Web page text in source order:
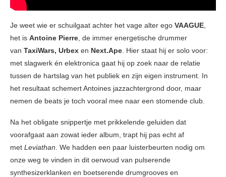
Je weet wie er schuilgaat achter het vage alter ego VAAGUE
het is Antoine Pierre , de immer energetische drummer
van TaxiWars, Urbex en Next.Ape . Hier staat hij er solo voor:
met slagwerk én elektronica gaat hij op zoek naar de relatie
tussen de hartslag van het publiek en zijn eigen instrument. In
het resultaat schemert Antoines jazzachtergrond door, maar
nemen de beats je toch vooral mee naar een stomende club.
Na het obligate snippertje met prikkelende geluiden dat
voorafgaat aan zowat ieder album, trapt hij pas echt af
met Leviathan . We hadden een paar luisterbeurten nodig om
onze weg te vinden in dit oerwoud van pulserende
synthesizerklanken en boetserende drumgrooves en